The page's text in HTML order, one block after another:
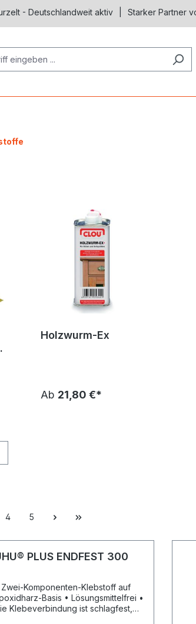
- Deutschlandweit aktiv Starker Partner
Holzwurm-Ex
Ab 21,80 €*
4 5
PLUS ENDFEST 300
Zwei-Komponenten-Klebstoff auf
Basis • Lösungsmittelfrei •
Klebeverbindung ist schlagfest,